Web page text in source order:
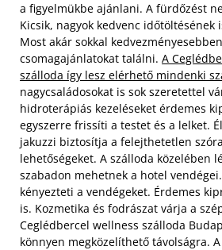
a figyelmükbe ajánlani. A fürdőzést
Kicsik, nagyok kedvenc időtöltésének
Most akár sokkal
csomagajánlatokat találni. A
szálloda így lesz elérhető mindenki
nagycsaládosokat is sok szeretettel
hidroterápiás kezeléseket érdemes
egyszerre frissíti a testet és a lelket.
jakuzzi biztosítja a felejthetetlen
lehetőségeket. A szálloda közelében
szabadon mehetnek a hotel
kényezteti a vendégeket. Érdemes
is. Kozmetika és fodrászat várja a
Ceglédbercel wellness szálloda
könnyen megközelíthető távolságra.